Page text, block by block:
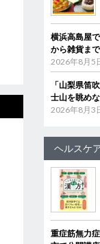
横浜高島屋
から雑貨ま
2026年8月5
「山梨県笛
士山を眺め
2026年8月3
ヘルスケ
重症筋無力